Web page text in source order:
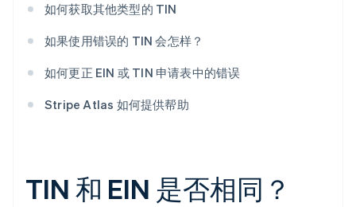
如何获取其他类型的 TIN
如果使用错误的 TIN 会怎样？
如何更正 EIN 或 TIN 申请表中的错误
Stripe Atlas 如何提供帮助
TIN 和 EIN 是否相同？